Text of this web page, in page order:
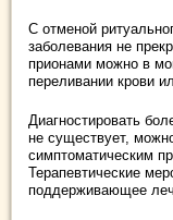
С отменой
заболевания не
прионами можно в
переливании крови
Диагностировать
не существует,
симптоматическим
Терапевтические
поддерживающее